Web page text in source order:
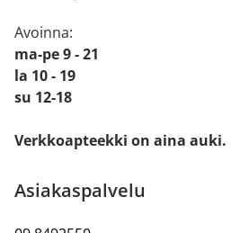
Avoinna:
ma-pe 9 - 21
la 10 - 19
su 12-18
Verkkoapteekki on aina auki.
Asiakaspalvelu